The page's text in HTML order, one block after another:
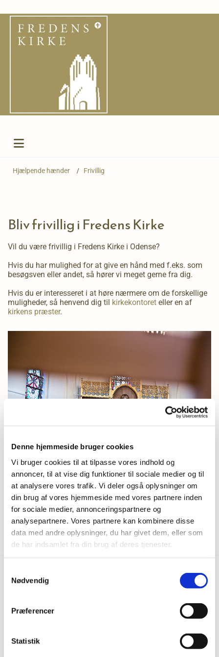
Denne hjemmeside bruger cookies
Vi bruger cookies til at tilpasse vores indhold og
annoncer, til at vise dig funktioner til sociale medier og til
at analysere vores trafik. Vi deler også oplysninger om
din brug af vores hjemmeside med vores partnere inden
for sociale medier, annonceringspartnere og
analysepartnere. Vores partnere kan kombinere disse
data med andre oplysninger, du har givet dem, eller som
de har indsamlet fra din brug af deres tjenester.
Nødvendig
Præferencer
Statistik
Hjælpende hænder / Frivillig
Bliv frivillig i Fredens Kirke
Vil du være frivillig i Fredens Kirke i Odense?
Hvis du har mulighed for at give en hånd med f.eks. som
besøgsven eller andet, så hører vi meget gerne fra dig.
Hvis du er interesseret i at høre nærmere om de forskellige
muligheder, så henvend dig til kirkekontoret eller en af
kirkens præster.
5000 Odense C
Kirkekontor